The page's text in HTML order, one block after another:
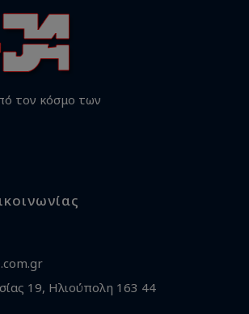
τον κόσμο των
19, Ηλιούπολη 163 44